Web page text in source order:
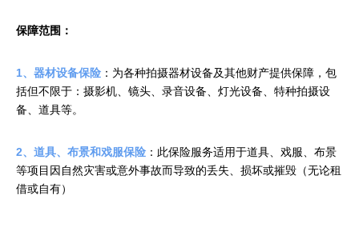
保障范围：
1、器材设备保险 ：为各种拍摄器材设备及其他财产提供保障，包
括但不限于：摄影机、镜头、录音设备、灯光设备、特种拍摄设
备、道具等。
2、道具、布景和戏服保险 ：此保险服务适用于道具、戏服、布景
等项目因自然灾害或意外事故而导致的丢失、损坏或摧毁（无论租
借或自有）